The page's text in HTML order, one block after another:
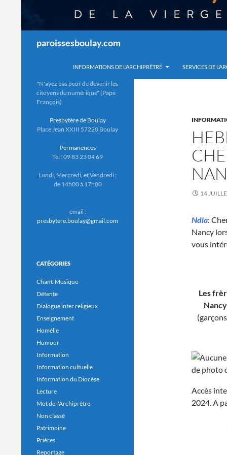
paroissesboulay.com
INFORMATIONS DE L’ARCHIPRÊTRÉ SERVICES DE
14
Ndla:
Nancy
vous
Les
Nancy
Accès
2024. A
"N'ayez pas peur de devenir les
citoyens du numérique" (Pape
François)
Presbytère de Boulay
Place Jean XXIII 57220 Boulay
Permanences
Tel : 09 83 23 04 69
Lundi, Mercredi, et Vendredi :
de 14h00 à 17h00
email :
presbytere.boulay@gmail.com
CATÉGORIES
Chant-Musique
Détente
Dialogue inter religieux
Enseignement
Homélie
Humour
Information
Information cultuelle
Information du Diocèse
Lecture
Mot de l'Archiprêtre
Non classé
Patrimoine
Prières
Reportage